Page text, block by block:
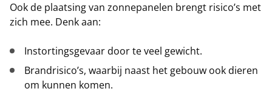
Ook de plaatsing van zonnepanelen brengt risico’s met
zich mee. Denk aan:
Instortingsgevaar door te veel gewicht.
Brandrisico’s, waarbij naast het gebouw ook dieren
om kunnen komen.